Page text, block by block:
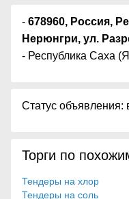
- 678960, Россия,
Нерюнгри, ул.
- Республика Саха
Статус объявления:
Торги по
Тендеры на хлор
Тендеры на соль